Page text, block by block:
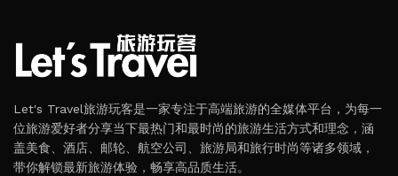
Let's Travel旅游玩客是一家专注于高端旅游的全媒体平台，为每一
位旅游爱好者分享当下最热门和最时尚的旅游生活方式和理念，涵
盖美食、酒店、邮轮、航空公司、旅游局和旅行时尚等诸多领域，
带你解锁最新旅游体验，畅享高品质生活。